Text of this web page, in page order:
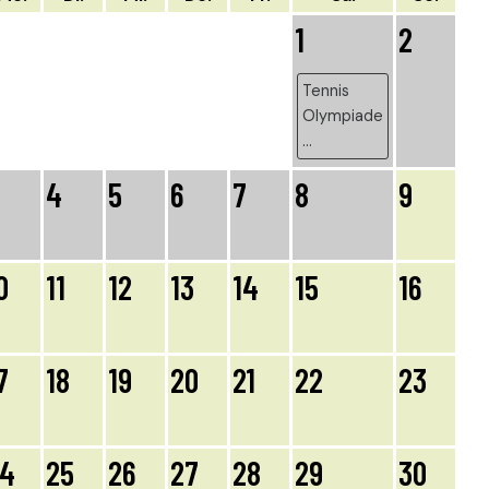
1
Tennis
Olympiade
...
2
4 5 6 7 8 9
11 12 13 14 15 16
18 19 20 21 22 23
25 26 27 28 29 30